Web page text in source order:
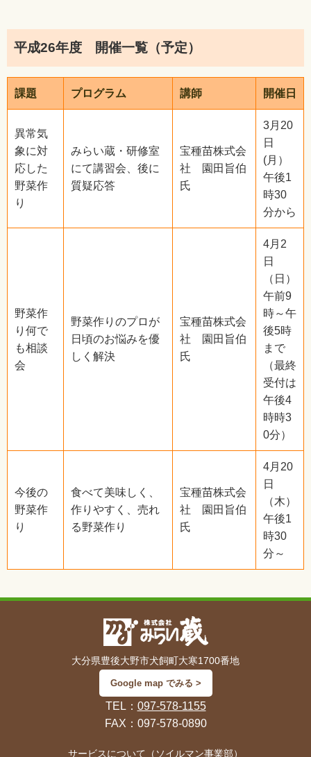
平成26年度 開催一覧（予定）
課題 プログラム 講師 開催日
異常気
象に対
応した
野菜作
り
みらい蔵・研修室
にて講習会、後に
質疑応答
宝種苗株式会
社 園田旨伯
氏
3月20
日
(月）
午後1
時30
分から
野菜作
り何で
も相談
会
野菜作りのプロが
日頃のお悩みを優
しく解決
宝種苗株式会
社 園田旨伯
氏
4月2
日
（日）
午前9
時～午
後5時
まで
（最終
受付は
午後4
時時3
0分）
今後の
野菜作
り
食べて美味しく、
作りやすく、売れ
る野菜作り
宝種苗株式会
社 園田旨伯
氏
4月20
日
（木）
午後1
時30
分～
大分県豊後大野市犬飼町大寒1700番地
Google map でみる >
TEL： 097-578-1155
FAX：097-578-0890
サービスについて（ソイルマン事業部）